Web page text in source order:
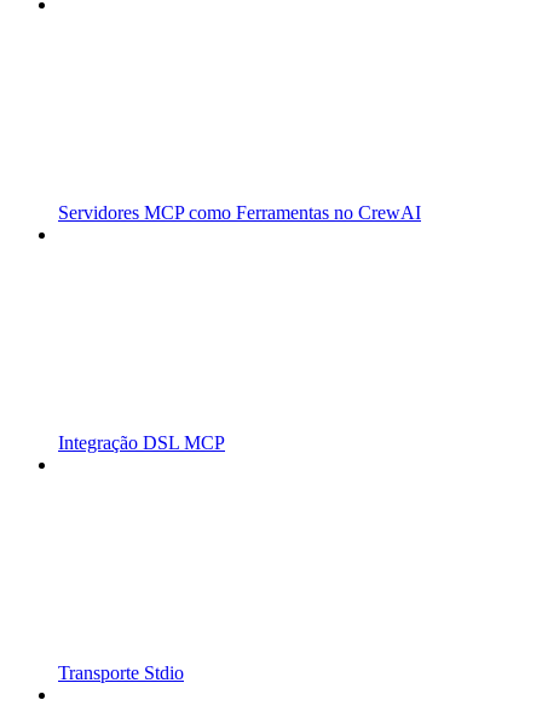
Servidores MCP como Ferramentas no CrewAI
Integração DSL MCP
Transporte Stdio